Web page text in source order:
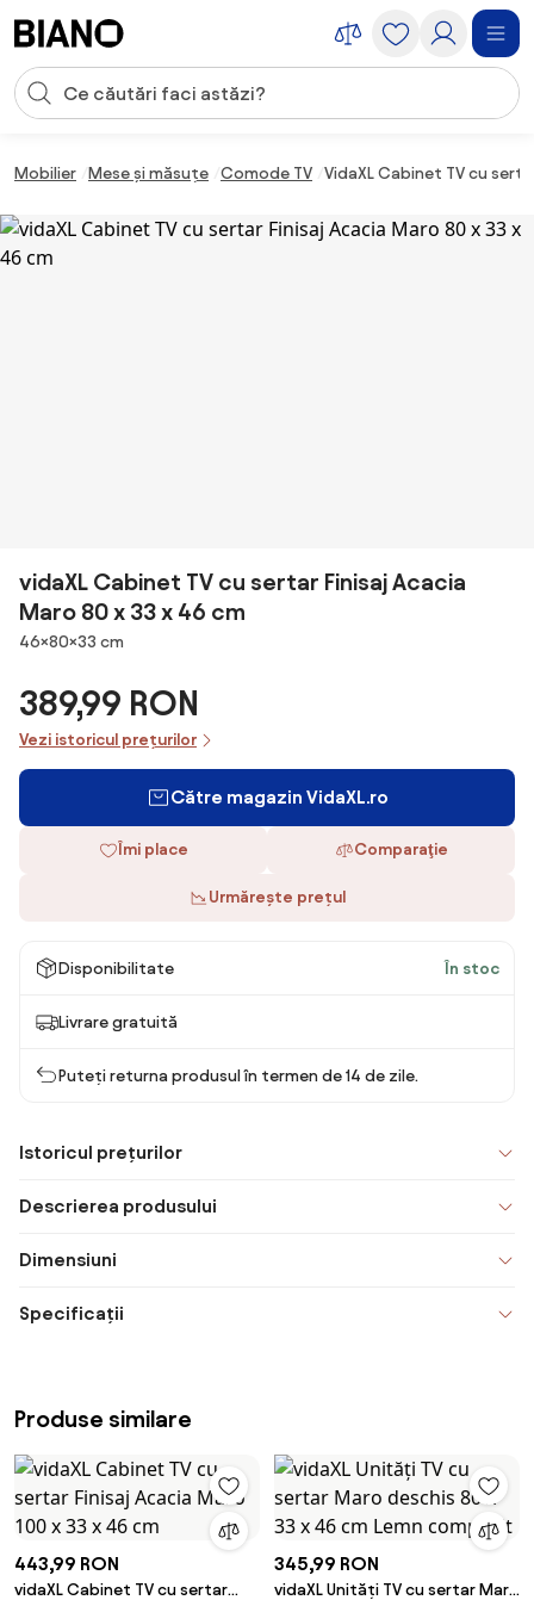
Introducerea căutării
Mobilier Mese și măsuțe Comode TV VidaXL Cabinet TV cu
vidaXL Cabinet TV cu sertar Finisaj Acacia
Maro 80 x 33 x 46 cm
Dimensiuni
46×80×33 cm
389,99 RON
Vezi istoricul prețurilor
Către magazin VidaXL.ro
Îmi place Comparaţie
Urmărește prețul
Disponibilitate În stoc
Livrare gratuită
Puteți returna produsul în termen de 14 de zile.
Istoricul prețurilor
Descrierea produsului
Dimensiuni
Specificații
Produse similare
443,99 RON
vidaXL Cabinet TV cu sertar
345,99 RON
vidaXL Unități TV cu sertar Maro